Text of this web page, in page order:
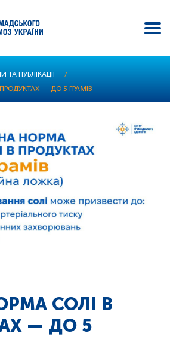
ТА ПУБЛІКАЦІЇ
/
— ДО 5 ГРАМІВ
СОЛІ В
— ДО 5